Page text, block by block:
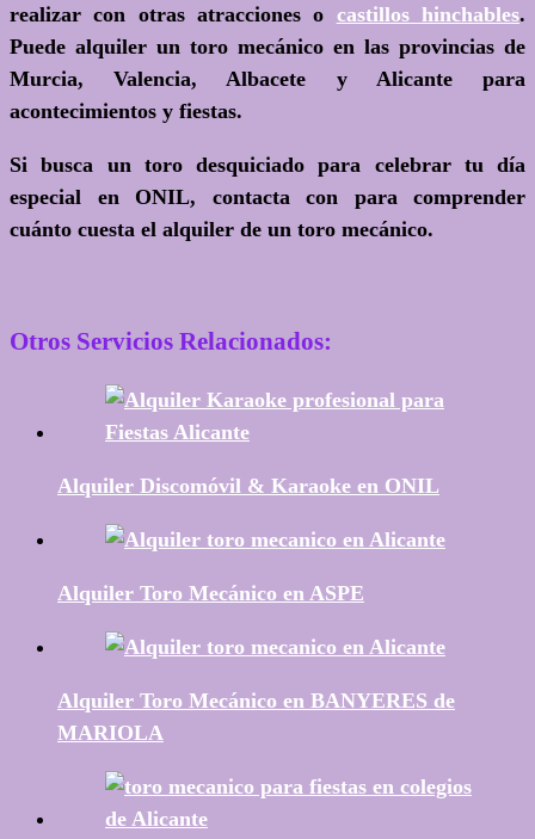
realizar con otras atracciones o castillos hinchables.
Puede alquiler un toro mecánico en las provincias de
Murcia, Valencia, Albacete y Alicante para
acontecimientos y fiestas.
Si busca un toro desquiciado para celebrar tu día
especial en ONIL, contacta con para comprender
cuánto cuesta el alquiler de un toro mecánico.
Otros Servicios Relacionados:
Alquiler Discomóvil & Karaoke en ONIL
Alquiler Toro Mecánico en ASPE
Alquiler Toro Mecánico en BANYERES de
MARIOLA